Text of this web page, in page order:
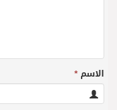
الاسم*